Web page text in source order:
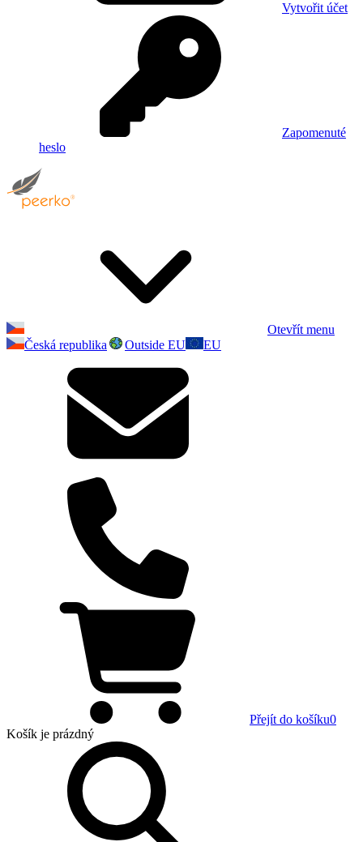
Vytvořit účet
Zapomenuté
heslo
Otevřít menu
Česká republika
Outside EU EU
Přejít do košíku0
Košík je prázdný